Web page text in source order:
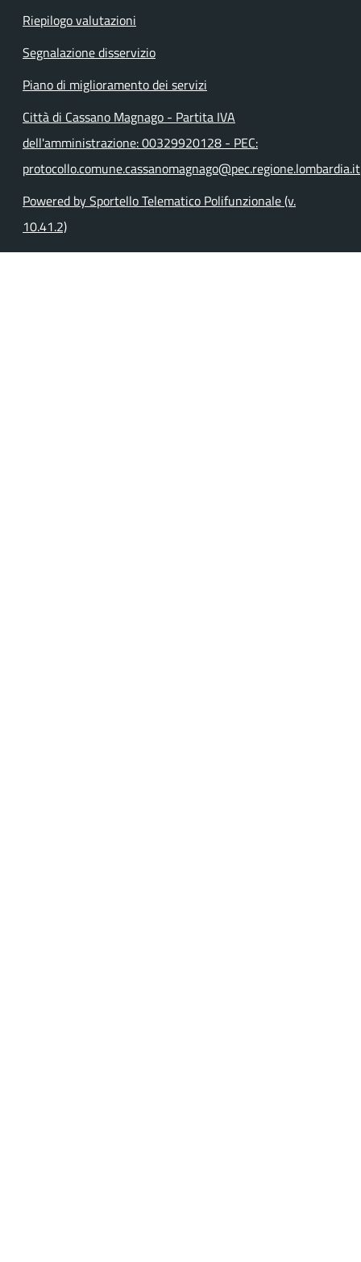
Riepilogo valutazioni
Segnalazione disservizio
Piano di miglioramento dei servizi
Città di Cassano Magnago - Partita IVA
dell'amministrazione: 00329920128 - PEC:
protocollo.comune.cassanomagnago@pec.regione.lombardia.it
Powered by Sportello Telematico Polifunzionale (v.
10.41.2)